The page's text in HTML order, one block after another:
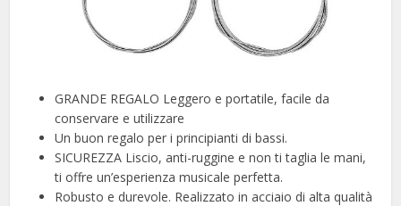
GRANDE REGALO Leggero e portatile, facile da
conservare e utilizzare
Un buon regalo per i principianti di bassi.
SICUREZZA Liscio, anti-ruggine e non ti taglia le mani,
ti offre un’esperienza musicale perfetta.
Robusto e durevole. Realizzato in acciaio di alta qualità